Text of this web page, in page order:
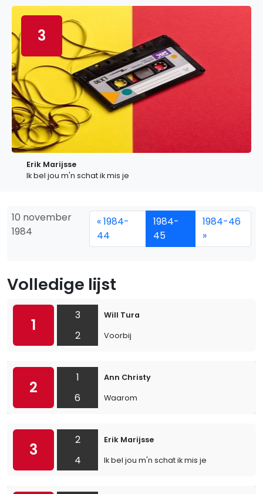
3
Erik Marijsse
Ik bel jou m'n schat ik mis je
10 november
1984
« 1984-
44
1984-
45
1984-46
»
Volledige lijst
1
3
2
Will Tura
Voorbij
2
1
6
Ann Christy
Waarom
3
2
4
Erik Marijsse
Ik bel jou m'n schat ik mis je